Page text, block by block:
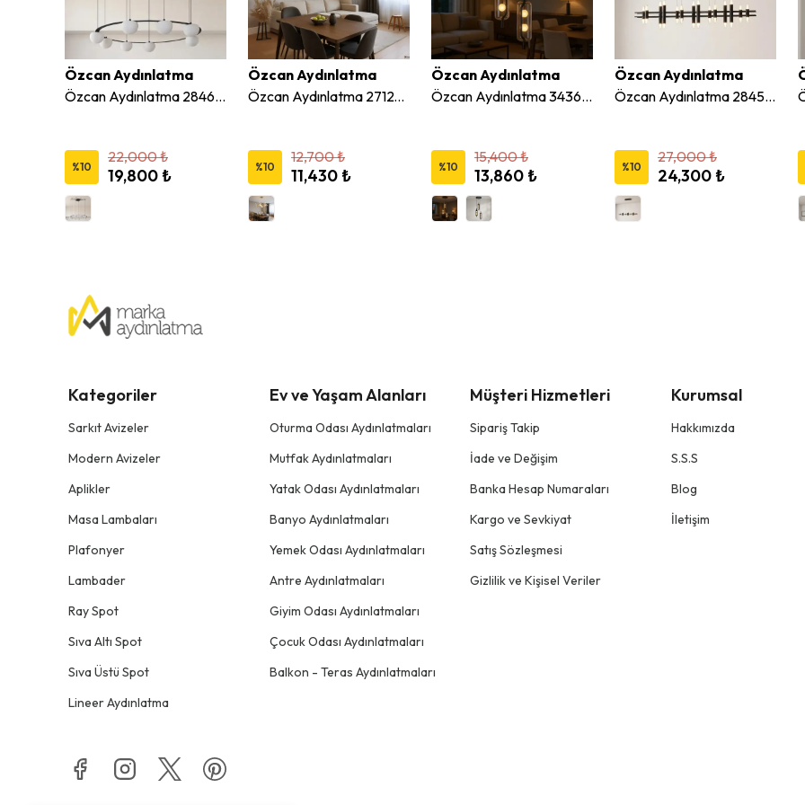
Özcan Aydınlatma
Özcan Aydınlatma 2846-8A Yuvarlak 8'li Sonic Led Avize
%10
22,000 ₺
19,800 ₺
Özcan Aydınlatma
Özcan Aydınlatma 2712-4A Beyaz 4'lü Dekoratif Çiçek Avize
%10
12,700 ₺
11,430 ₺
Özcan Aydınlatma
Özcan Aydınlatma 3436-3A 3'lü Dekoratif Cam Led Avize
%10
15,400 ₺
13,860 ₺
Özcan Aydınlatma
Özcan Aydınlatma 2845-14AS-19 14'lu Sıralı Led Avize
%10
27,000 ₺
24,300 ₺
Kategoriler
Sarkıt Avizeler
Modern Avizeler
Aplikler
Masa Lambaları
Plafonyer
Lambader
Ray Spot
Sıva Altı Spot
Sıva Üstü Spot
Lineer Aydınlatma
Ev ve Yaşam Alanları
Oturma Odası Aydınlatmaları
Mutfak Aydınlatmaları
Yatak Odası Aydınlatmaları
Banyo Aydınlatmaları
Yemek Odası Aydınlatmaları
Antre Aydınlatmaları
Giyim Odası Aydınlatmaları
Çocuk Odası Aydınlatmaları
Balkon - Teras Aydınlatmaları
Müşteri Hizmetleri
Sipariş Takip
İade ve Değişim
Banka Hesap Numaraları
Kargo ve Sevkiyat
Satış Sözleşmesi
Gizlilik ve Kişisel Veriler
Kurumsal
Hakkımızda
S.S.S
Blog
İletişim